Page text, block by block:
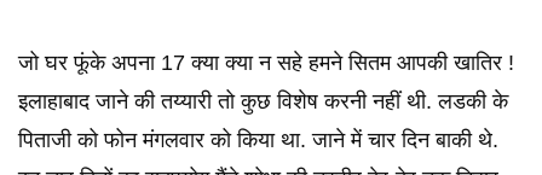
जो घर फूंके अपना 17 क्या क्या न सहे हमने सितम आपकी खातिर !
इलाहाबाद जाने की तय्यारी तो कुछ विशेष करनी नहीं थी. लडकी के
पिताजी को फोन मंगलवार को किया था. जाने में चार दिन बाकी थे.